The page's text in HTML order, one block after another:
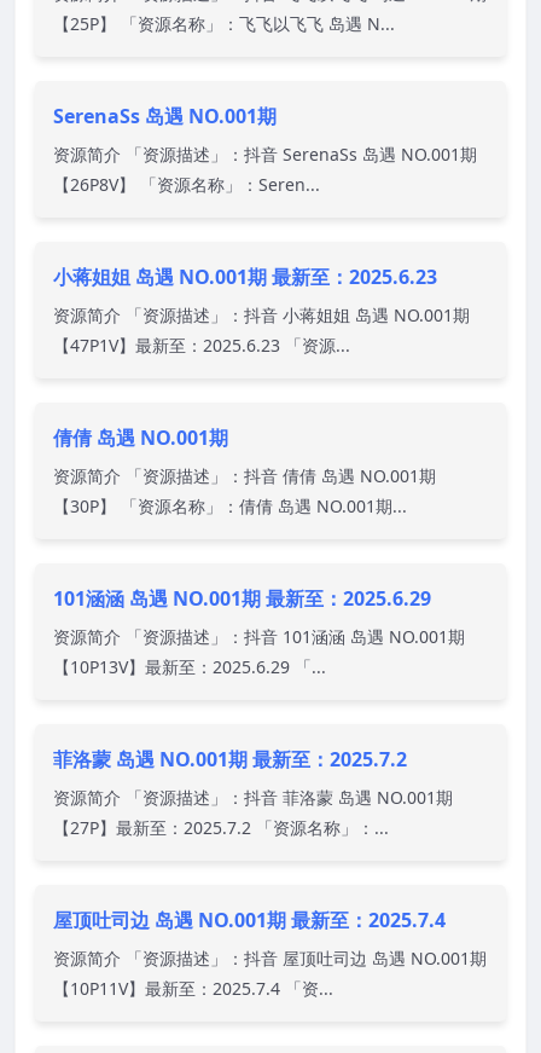
【25P】 「资源名称」：飞飞以飞飞 岛遇 N...
SerenaSs 岛遇 NO.001期
资源简介 「资源描述」：抖音 SerenaSs 岛遇 NO.001期
【26P8V】 「资源名称」：Seren...
小蒋姐姐 岛遇 NO.001期 最新至：2025.6.23
资源简介 「资源描述」：抖音 小蒋姐姐 岛遇 NO.001期
【47P1V】最新至：2025.6.23 「资源...
倩倩 岛遇 NO.001期
资源简介 「资源描述」：抖音 倩倩 岛遇 NO.001期
【30P】 「资源名称」：倩倩 岛遇 NO.001期...
101涵涵 岛遇 NO.001期 最新至：2025.6.29
资源简介 「资源描述」：抖音 101涵涵 岛遇 NO.001期
【10P13V】最新至：2025.6.29 「...
菲洛蒙 岛遇 NO.001期 最新至：2025.7.2
资源简介 「资源描述」：抖音 菲洛蒙 岛遇 NO.001期
【27P】最新至：2025.7.2 「资源名称」：...
屋顶吐司边 岛遇 NO.001期 最新至：2025.7.4
资源简介 「资源描述」：抖音 屋顶吐司边 岛遇 NO.001期
【10P11V】最新至：2025.7.4 「资...